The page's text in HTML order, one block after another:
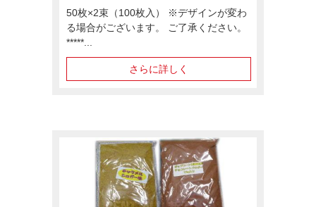
50枚×2束（100枚入） ※デザインが変わ
る場合がございます。 ご了承ください。
*****...
さらに詳しく